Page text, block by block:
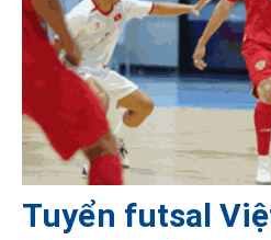
Tuyển futsal